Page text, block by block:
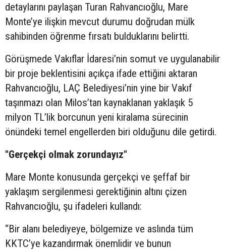
detaylarını paylaşan Turan Rahvancıoğlu, Mare
Monte’ye ilişkin mevcut durumu doğrudan mülk
sahibinden öğrenme fırsatı bulduklarını belirtti.
Görüşmede Vakıflar İdaresi’nin somut ve uygulanabilir
bir proje beklentisini açıkça ifade ettiğini aktaran
Rahvancıoğlu, LAÇ Belediyesi’nin yine bir Vakıf
taşınmazı olan Milos’tan kaynaklanan yaklaşık 5
milyon TL’lik borcunun yeni kiralama sürecinin
önündeki temel engellerden biri olduğunu dile getirdi.
"Gerçekçi olmak zorundayız"
Mare Monte konusunda gerçekçi ve şeffaf bir
yaklaşım sergilenmesi gerektiğinin altını çizen
Rahvancıoğlu, şu ifadeleri kullandı:
“Bir alanı belediyeye, bölgemize ve aslında tüm
KKTC’ye kazandırmak önemlidir ve bunun